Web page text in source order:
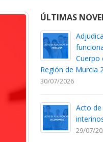
ÚLTIMAS
Cuerpo
Región de Murcia
30/07/2026
Acto
29/07/